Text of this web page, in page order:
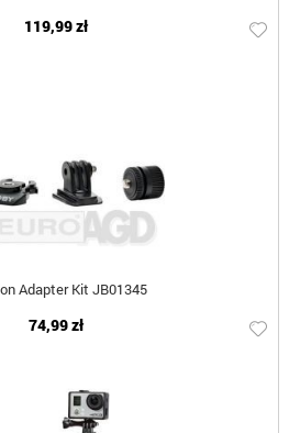
119,99 zł
Adapter Kit JB01345
74,99 zł